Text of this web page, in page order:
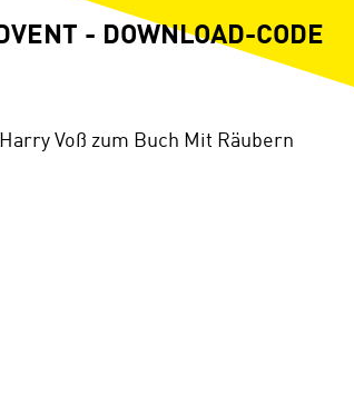
- DOWNLOAD-CODE
Voß zum Buch Mit Räubern